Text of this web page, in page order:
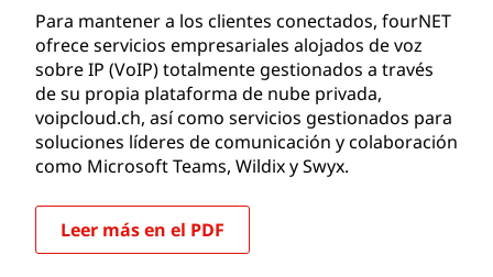
Para mantener a los clientes conectados, fourNET
ofrece servicios empresariales alojados de voz
sobre IP (VoIP) totalmente gestionados a través
de su propia plataforma de nube privada,
voipcloud.ch, así como servicios gestionados para
soluciones líderes de comunicación y colaboración
como Microsoft Teams, Wildix y Swyx.
Leer más en el PDF